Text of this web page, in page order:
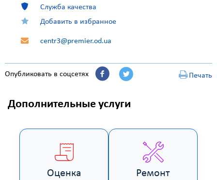
Служба качества
Добавить в избранное
centr3@premier.od.ua
Опубликовать в соцсетях Печать
Дополнительные услуги
Оценка
Ремонт